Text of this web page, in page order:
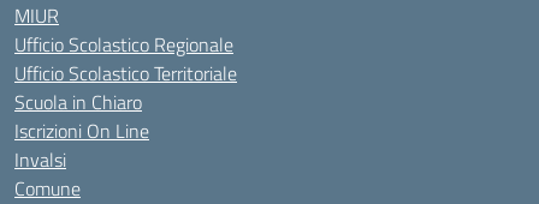
MIUR
Ufficio Scolastico Regionale
Ufficio Scolastico Territoriale
Scuola in Chiaro
Iscrizioni On Line
Invalsi
Comune